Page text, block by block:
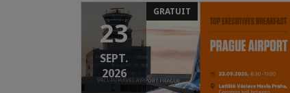
23
SEPT.
2026
GRATUIT